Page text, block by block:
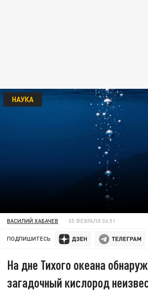
НАУКА
ВАСИЛИЙ ХАБАЧЕВ 05 ФЕВРАЛЯ 06:51
ПОДПИШИТЕСЬ:
На дне Тихого океана
загадочный кислород